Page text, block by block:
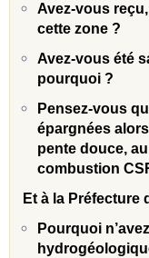
Avez-vous
cette zone ?
Avez-vous été
pourquoi ?
Pensez-vous
épargnées
pente douce,
combustion
Et à la Préfecture
Pourquoi